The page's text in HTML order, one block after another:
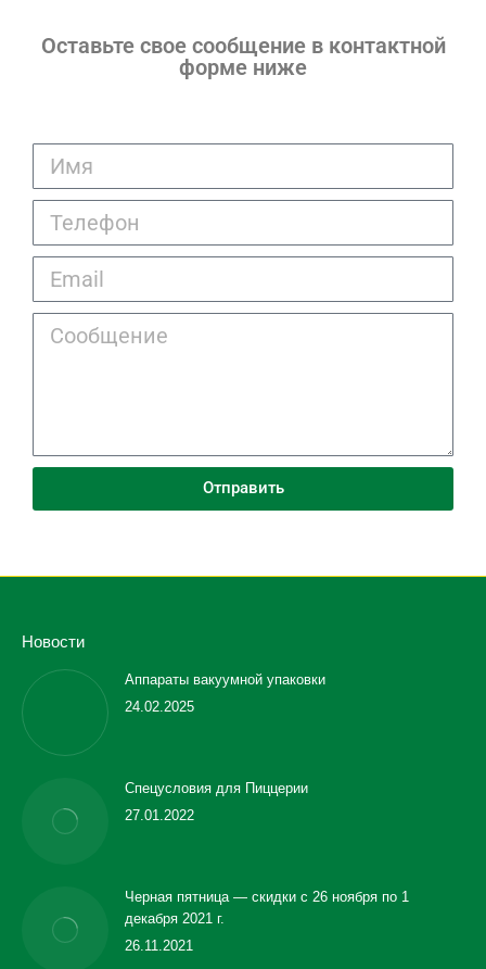
Оставьте свое сообщение в контактной
форме ниже
Отправить
Новости
Аппараты вакуумной упаковки
24.02.2025
Спецусловия для Пиццерии
27.01.2022
Черная пятница — скидки с 26 ноября по 1
декабря 2021 г.
26.11.2021